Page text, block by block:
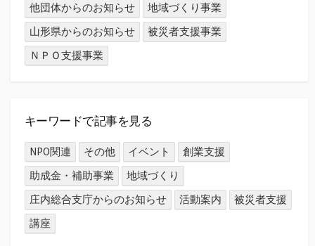
他団体からのお知らせ
地域づくり事業
山形県からのお知らせ
被災者支援事業
ＮＰＯ支援事業
キーワードで記事を見る
NPO関連 その他 イベント
創業支援
助成金・補助事業
地域づくり
庄内総合支庁からのお知らせ
活動案内
被災者支援
講座